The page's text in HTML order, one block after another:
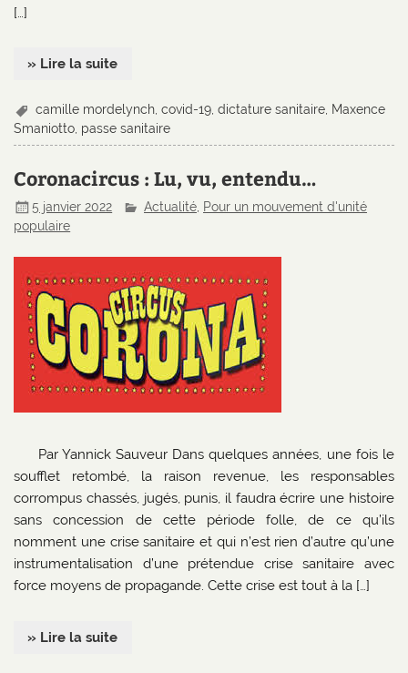
[…]
» Lire la suite
camille mordelynch ,covid-19 ,dictature sanitaire Maxence
Smaniotto passe sanitaire
Coronacircus : Lu, vu, entendu…
5 janvier 2022 Actualité Pour un mouvement d'unité
populaire
Par Yannick Sauveur Dans quelques années, une fois le
soufflet retombé, la raison revenue, les responsables
corrompus chassés, jugés, punis, il faudra écrire une histoire
sans concession de cette période folle, de ce qu’ils
nomment une crise sanitaire et qui n’est rien d’autre qu’une
instrumentalisation d’une prétendue crise sanitaire avec
force moyens de propagande. Cette crise est tout à la […]
» Lire la suite